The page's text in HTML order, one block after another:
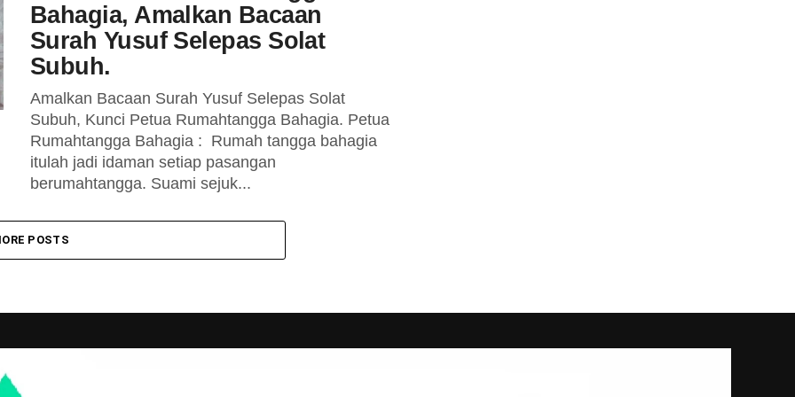
Bahagia, Amalkan Bacaan
Surah Yusuf Selepas Solat
Subuh.
Amalkan Bacaan Surah Yusuf Selepas Solat
Subuh, Kunci Petua Rumahtangga Bahagia. Petua
Rumahtangga Bahagia : Rumah tangga bahagia
itulah jadi idaman setiap pasangan
berumahtangga. Suami sejuk...
POSTS